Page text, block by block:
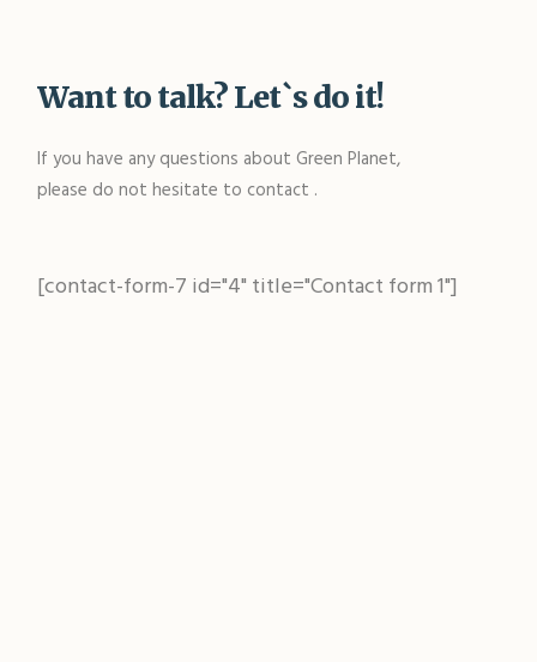
Want to talk? Let`s do it!
If you have any questions about Green Planet,
please do not hesitate to contact .
[contact-form-7 id="4" title="Contact form 1"]